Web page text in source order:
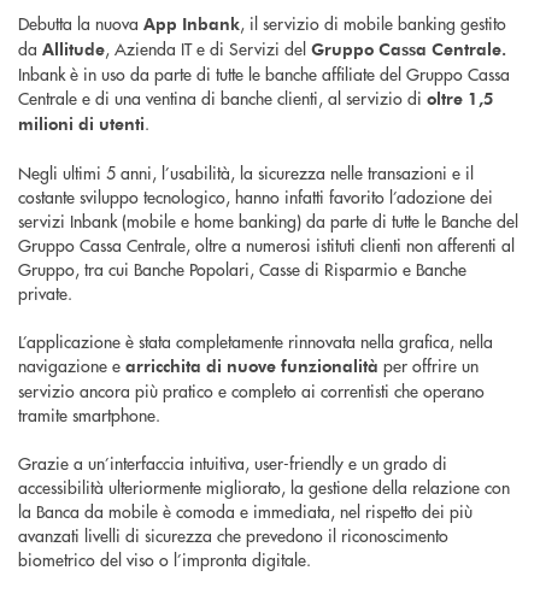
Debutta la nuova App Inbank, il servizio di mobile banking gestito
da Allitude, Azienda IT e di Servizi del Gruppo Cassa Centrale.
Inbank è in uso da parte di tutte le banche affiliate del Gruppo Cassa
Centrale e di una ventina di banche clienti, al servizio di oltre 1,5
milioni di utenti.
Negli ultimi 5 anni, l’usabilità, la sicurezza nelle transazioni e il
costante sviluppo tecnologico, hanno infatti favorito l’adozione dei
servizi Inbank (mobile e home banking) da parte di tutte le Banche del
Gruppo Cassa Centrale, oltre a numerosi istituti clienti non afferenti al
Gruppo, tra cui Banche Popolari, Casse di Risparmio e Banche
private.
L’applicazione è stata completamente rinnovata nella grafica, nella
navigazione e arricchita di nuove funzionalità per offrire un
servizio ancora più pratico e completo ai correntisti che operano
tramite smartphone.
Grazie a un’interfaccia intuitiva, user-friendly e un grado di
accessibilità ulteriormente migliorato, la gestione della relazione con
la Banca da mobile è comoda e immediata, nel rispetto dei più
avanzati livelli di sicurezza che prevedono il riconoscimento
biometrico del viso o l’impronta digitale.